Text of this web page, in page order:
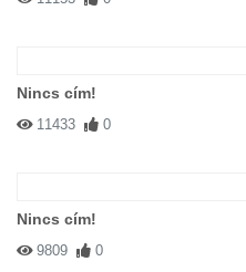
Nincs cím!
11433 0
Nincs cím!
9809 0